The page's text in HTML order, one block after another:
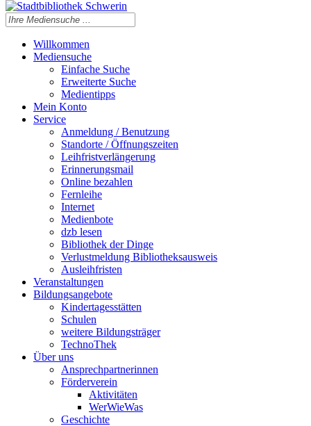
Willkommen
Mediensuche
Einfache Suche
Erweiterte Suche
Medientipps
Mein Konto
Service
Anmeldung / Benutzung
Standorte / Öffnungszeiten
Leihfristverlängerung
Erinnerungsmail
Online bezahlen
Fernleihe
Internet
Medienbote
dzb lesen
Bibliothek der Dinge
Verlustmeldung Bibliotheksausweis
Ausleihfristen
Veranstaltungen
Bildungsangebote
Kindertagesstätten
Schulen
weitere Bildungsträger
TechnoThek
Über uns
Ansprechpartnerinnen
Förderverein
Aktivitäten
WerWieWas
Geschichte